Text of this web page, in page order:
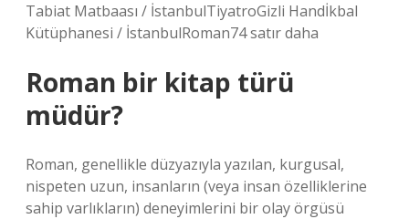
Tabiat Matbaası / İstanbulTiyatroGizli Handİkbal
Kütüphanesi / İstanbulRoman74 satır daha
Roman bir kitap türü
müdür?
Roman, genellikle düzyazıyla yazılan, kurgusal,
nispeten uzun, insanların (veya insan özelliklerine
sahip varlıkların) deneyimlerini bir olay örgüsü